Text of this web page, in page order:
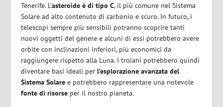
Tenerife. L’asteroide è di tipo C, il più comune nel Sistema
Solare ad alto contenuto di carbonio e scuro. In futuro, i
telescopi sempre più sensibili potranno scoprire tanti
nuovi oggetti del genere e alcuni di essi potrebbero avere
orbite con inclinazioni inferiori, più economici da
raggiungere rispetto alla Luna. I troiani potrebbero quindi
diventare basi ideali perl’esplorazione avanzata del
Sistema Solare e potrebbero rappresentare una notevole
fonte di risorse per il nostro pianeta.